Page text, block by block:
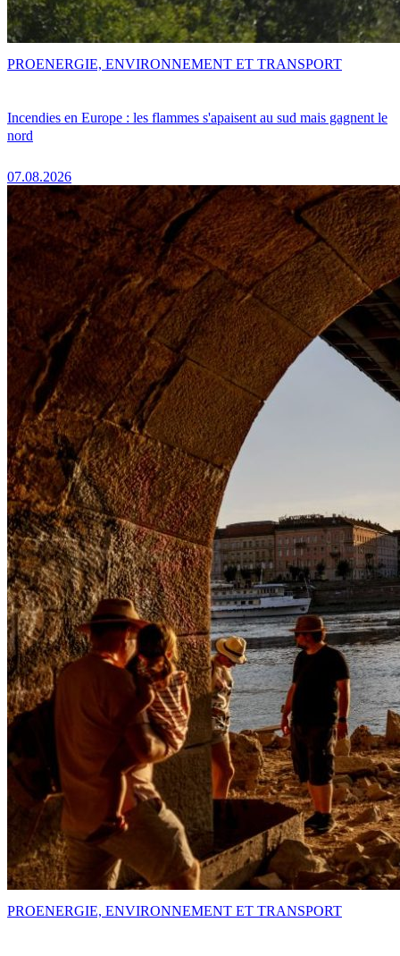
Incendies en Europe : les flammes s'apaisent au sud mais gagnent le
nord
07.08.2026
PROENERGIE, ENVIRONNEMENT ET TRANSPORT
PROENERGIE, ENVIRONNEMENT ET TRANSPORT